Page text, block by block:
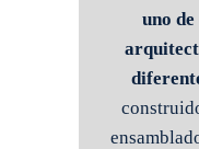
uno